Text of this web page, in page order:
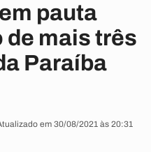
pauta
mais três
Paraíba
em 30/08/2021 às 20:31